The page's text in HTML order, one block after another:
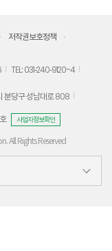
저작권보호정책
TEL: 031-240-9120~4
분당구 성남대로 808
사업자정보확인
All Rights Reserved